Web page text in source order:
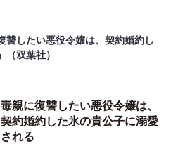
讐したい悪役令嬢は、契約婚約し
双葉社）
毒親に復讐したい悪役令嬢は、
契約婚約した氷の貴公子に溺愛
される